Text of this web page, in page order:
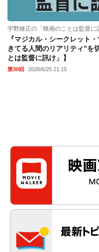
宇野維正の「映画のことは監督に
『マジカル・シークレット
きてる人間のリアリティ”を
とは監督に訊け」】
第30回 2026/6/25 21:15